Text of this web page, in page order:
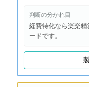
判断の分かれ目
経費特化なら楽楽
ードです。